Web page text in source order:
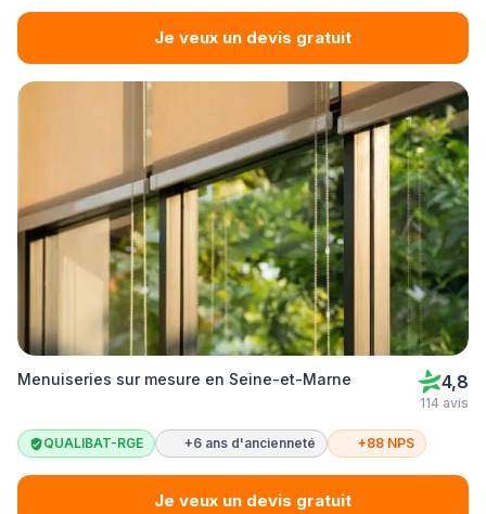
Je veux un devis gratuit
Menuiseries sur mesure en Seine-et-Marne 4,8
114 avis
QUALIBAT-RGE +6 ans d'ancienneté +88 NPS
Je veux un devis gratuit